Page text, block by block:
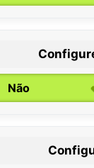
Não